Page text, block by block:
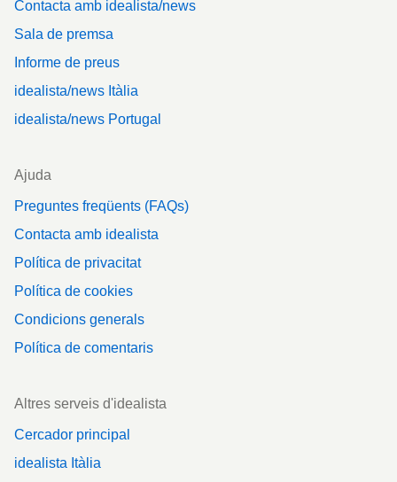
Contacta amb idealista/news
Sala de premsa
Informe de preus
idealista/news Itàlia
idealista/news Portugal
Ajuda
Preguntes freqüents (FAQs)
Contacta amb idealista
Política de privacitat
Política de cookies
Condicions generals
Política de comentaris
Altres serveis d'idealista
Cercador principal
idealista Itàlia